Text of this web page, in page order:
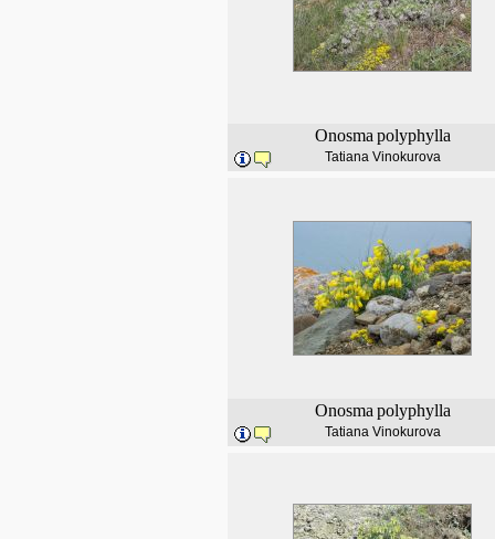
Onosma polyphylla
Tatiana Vinokurova
Onosma polyphylla
Tatiana Vinokurova